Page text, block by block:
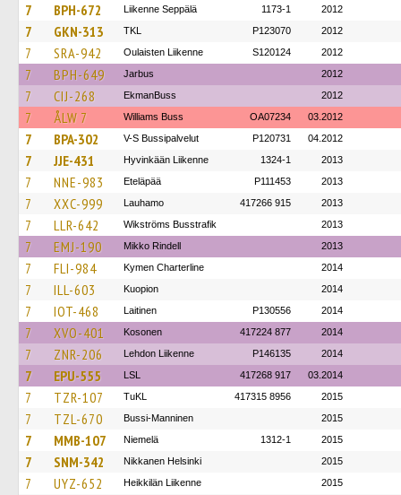
7 BPH-672 Liikenne Seppälä 1173-1 2012
7 GKN-313 TKL P123070 2012
7 SRA-942 Oulaisten Liikenne S120124 2012
7 BPH-649 Jarbus 2012
7 CIJ-268 EkmanBuss 2012
7 ÅLW 7 Williams Buss OA07234 03.2012
7 BPA-302 V-S Bussipalvelut P120731 04.2012
7 JJE-431 Hyvinkään Liikenne 1324-1 2013
7 NNE-983 Eteläpää P111453 2013
7 XXC-999 Lauhamo 417266 915 2013
7 LLR-642 Wikströms Busstrafik 2013
7 EMJ-190 Mikko Rindell 2013
7 FLI-984 Kymen Charterline 2014
7 ILL-603 Kuopion 2014
7 IOT-468 Laitinen P130556 2014
7 XVO-401 Kosonen 417224 877 2014
7 ZNR-206 Lehdon Liikenne P146135 2014
7 EPU-555 LSL 417268 917 03.2014
7 TZR-107 TuKL 417315 8956 2015
7 TZL-670 Bussi-Manninen 2015
7 MMB-107 Niemelä 1312-1 2015
7 SNM-342 Nikkanen Helsinki 2015
7 UYZ-652 Heikkilän Liikenne 2015